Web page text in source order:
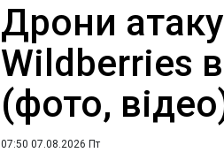
Дрони
Wildberries
(фото,
07:50 07.08.2026 Пт